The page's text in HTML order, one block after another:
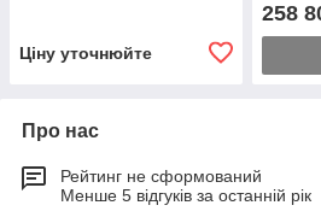
Ціну уточнюйте
258
Про нас
Рейтинг не сформований
Менше 5 відгуків за останній рік